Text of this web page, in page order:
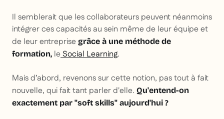
Il semblerait que les collaborateurs peuvent néanmoins
intégrer ces capacités au sein même de leur équipe et
de leur entreprise grâce à une méthode de
formation, leSocial Learning.
Mais d’abord, revenons sur cette notion, pas tout à fait
nouvelle, qui fait tant parler d'elle. Qu'entend-on
exactement par "soft skills" aujourd'hui ?